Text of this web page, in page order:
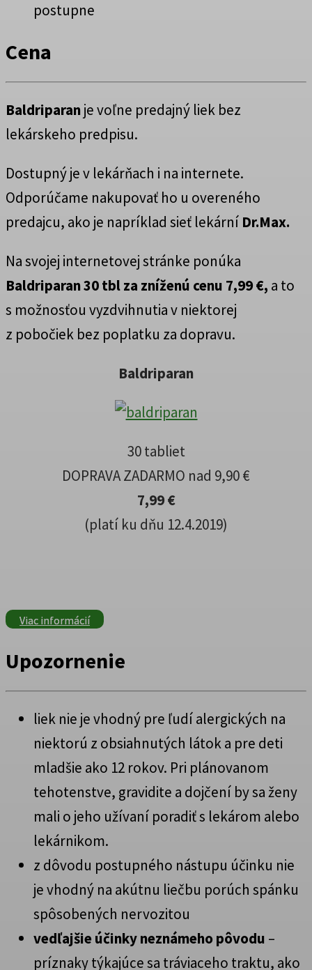
postupne
Cena
Baldriparanje voľne predajný liek bez
lekárskeho predpisu.
Dostupný je v lekárňach i na internete.
Odporúčame nakupovať ho u overeného
predajcu, ako je napríklad sieť lekární Dr.Max.
Na svojej internetovej stránke ponúka
Baldriparan 30 tbl za zníženú cenu 7,99 €, a to
s možnosťou vyzdvihnutia v niektorej
z pobočiek bez poplatku za dopravu.
Baldriparan
30 tabliet
DOPRAVA ZADARMO nad 9,90 €
7,99 €
(platí ku dňu 12.4.2019)
Viac informácií
Upozornenie
liek nie je vhodný pre ľudí alergických na
niektorú z obsiahnutých látok a pre deti
mladšie ako 12 rokov. Pri plánovanom
tehotenstve, gravidite a dojčení by sa ženy
mali o jeho užívaní poradiť s lekárom alebo
lekárnikom.
z dôvodu postupného nástupu účinku nie
je vhodný na akútnu liečbu porúch spánku
spôsobených nervozitou
vedľajšie účinky neznámeho pôvodu –
príznaky týkajúce sa tráviaceho traktu, ako